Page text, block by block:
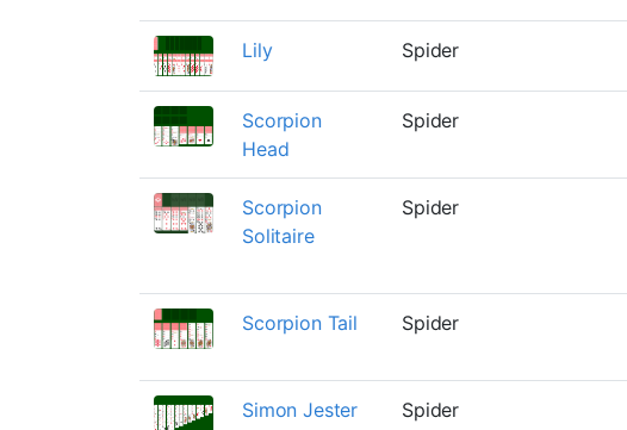
Lily Spider
Scorpion
Head
Spider
Scorpion
Solitaire
Spider
Scorpion Tail Spider
Simon Jester Spider